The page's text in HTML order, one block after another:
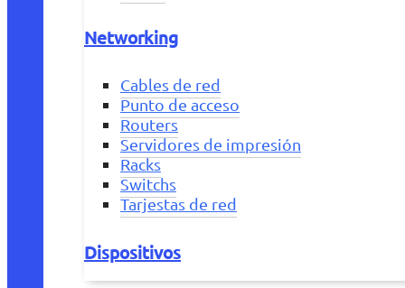
Networking
Cables de red
Punto de acceso
Routers
Servidores de impresión
Racks
Switchs
Tarjestas de red
Dispositivos